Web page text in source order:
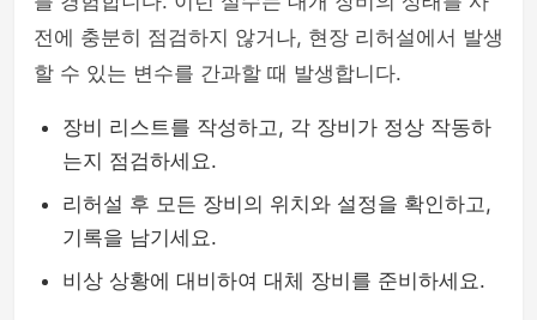
전에 충분히 점검하지 않거나, 현장 리허설에서 발생
할 수 있는 변수를 간과할 때 발생합니다.
장비 리스트를 작성하고, 각 장비가 정상 작동하
는지 점검하세요.
리허설 후 모든 장비의 위치와 설정을 확인하고,
기록을 남기세요.
비상 상황에 대비하여 대체 장비를 준비하세요.